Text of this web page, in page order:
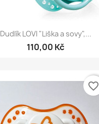
Dudlík LOVI "Liška a sovy",...
110,00 Kč
favorite_border